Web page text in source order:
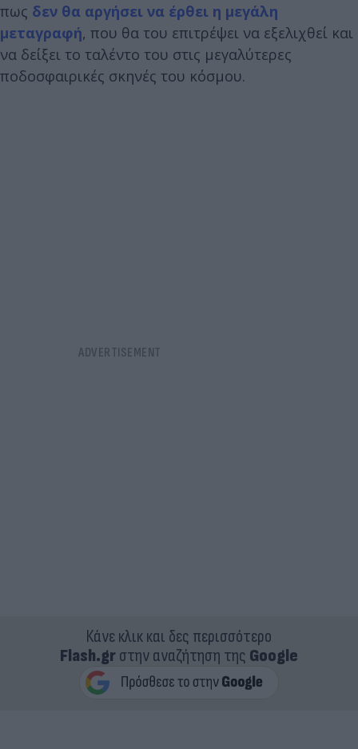
πως δεν θα αργήσει να έρθει η μεγάλη
μεταγραφή, που θα του επιτρέψει να εξελιχθεί και
να δείξει το ταλέντο του στις μεγαλύτερες
ποδοσφαιρικές σκηνές του κόσμου.
Κάνε κλικ και δες περισσότερο
Flash.grστην αναζήτηση της Google